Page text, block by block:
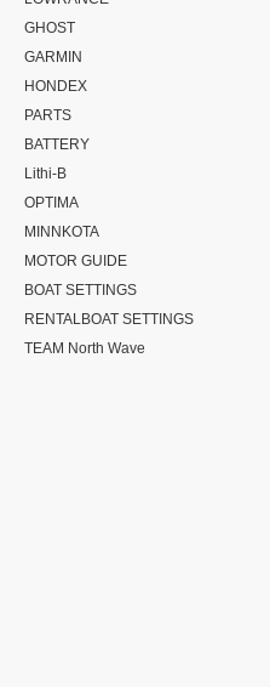
GHOST
GARMIN
HONDEX
PARTS
BATTERY
Lithi-B
OPTIMA
MINNKOTA
MOTOR GUIDE
BOAT SETTINGS
RENTALBOAT SETTINGS
TEAM North Wave